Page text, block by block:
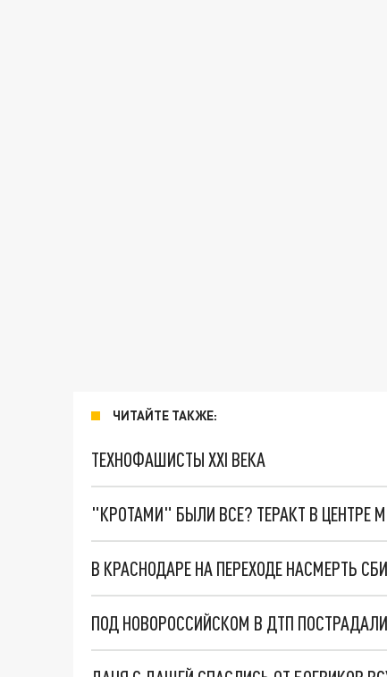
ЧИТАЙТЕ ТАКЖЕ:
ТЕХНОФАШИСТЫ XXI ВЕКА
"КРОТАМИ" БЫЛИ ВСЕ? ТЕРАКТ В
В КРАСНОДАРЕ НА ПЕРЕХОДЕ НАСМЕРТЬ
ПОД НОВОРОССИЙСКОМ В ДТП